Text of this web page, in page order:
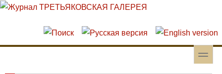
Перейти к основному содержанию
Skip to search
toggle